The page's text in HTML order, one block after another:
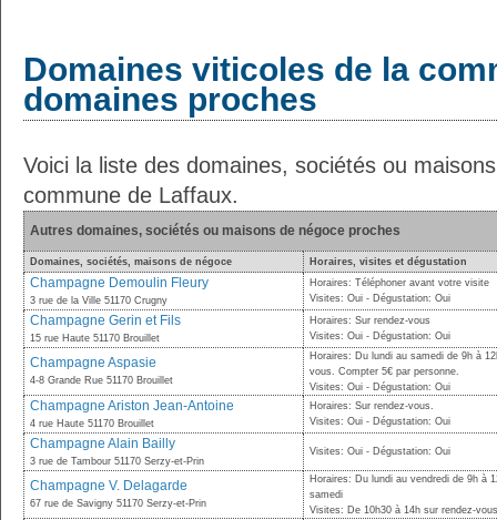
Domaines viticoles de la
domaines proches
Voici la liste des domaines, sociétés ou
commune de Laffaux.
Autres domaines, sociétés ou maisons de négoce proches
Domaines, sociétés, maisons de négoce Horaires, visites et dégustation
Champagne Demoulin Fleury
3 rue de la Ville 51170 Crugny
Horaires: Téléphoner avant votre visite
Visites: Oui - Dégustation: Oui
Champagne Gerin et Fils
15 rue Haute 51170 Brouillet
Horaires: Sur rendez-vous
Visites: Oui - Dégustation: Oui
Champagne Aspasie
4-8 Grande Rue 51170 Brouillet
Horaires: Du lundi au samedi de 9h à
vous. Compter 5€ par personne.
Visites: Oui - Dégustation: Oui
Champagne Ariston Jean-Antoine
4 rue Haute 51170 Brouillet
Horaires: Sur rendez-vous.
Visites: Oui - Dégustation: Oui
Champagne Alain Bailly
3 rue de Tambour 51170 Serzy-et-Prin
Visites: Oui - Dégustation: Oui
Champagne V. Delagarde
67 rue de Savigny 51170 Serzy-et-Prin
Horaires: Du lundi au vendredi de 9h à
samedi
Visites: De 10h30 à 14h sur rendez-